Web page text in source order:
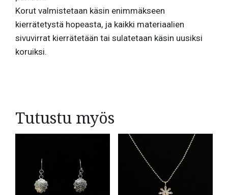
Korut valmistetaan käsin enimmäkseen
kierrätetystä hopeasta, ja kaikki materiaalien
sivuvirrat kierrätetään tai sulatetaan käsin uusiksi
koruiksi.
Tutustu myös